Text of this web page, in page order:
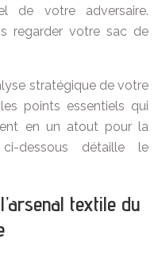
de votre adversaire.
regarder votre sac de
stratégique de votre
points essentiels qui
en un atout pour la
dessous détaille le
textile du